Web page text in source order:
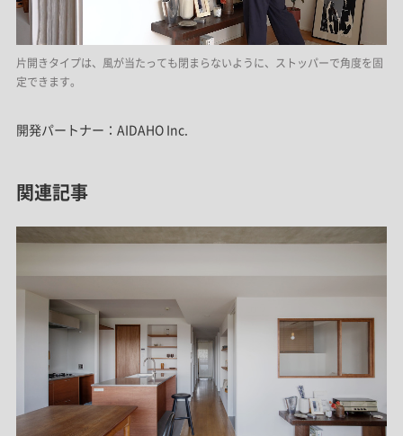
片開きタイプは、風が当たっても閉まらないように、ストッパーで角度を固
定できます。
開発パートナー：AIDAHO Inc.
関連記事